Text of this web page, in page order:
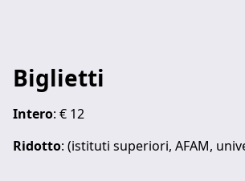
Biglietti
Intero: € 12
Ridotto: (istituti superiori, AFAM,